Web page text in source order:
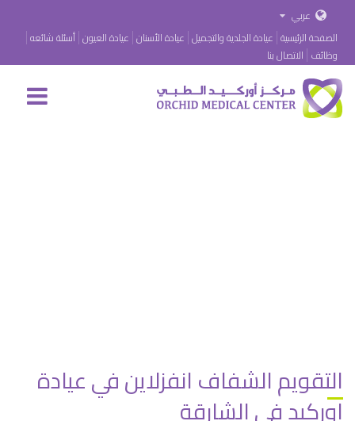
عربي
الصفحة الرئيسية عيادة الجلدية والتجميل عيادة الأسنان عيادة العيون أسئلة شائعه
وظائف الاتصال بنا
التقويم الشفاف انفزلاين في عيادة
اوركيد في الشارقة